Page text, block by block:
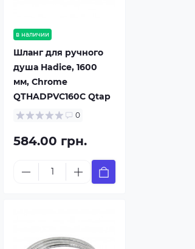
в наличии
Шланг для ручного
душа Hadice, 1600
мм, Chrome
QTHADPVC160C Qtap
0
584.00 грн.